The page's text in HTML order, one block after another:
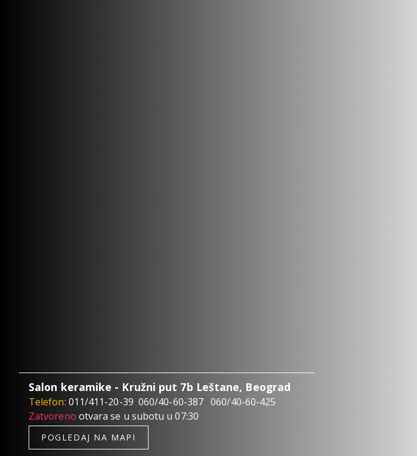
Salon keramike - Kružni put 7b Leštane, Beograd
Telefon: 011/411-20-39 060/40-60-387 060/40-60-425
Zatvoreno otvara se u subotu u 07:30
POGLEDAJ NA MAPI